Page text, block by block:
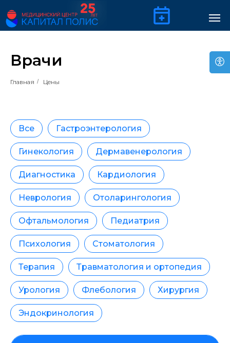
Врачи
Главная / Цены
Все Гастроэнтерология
Гинекология Дермавенерология
Диагностика Кардиология
Неврология Отоларингология
Офтальмология Педиатрия
Психология Стоматология
Терапия Травматология и ортопедия
Урология Флебология Хирургия
Эндокринология